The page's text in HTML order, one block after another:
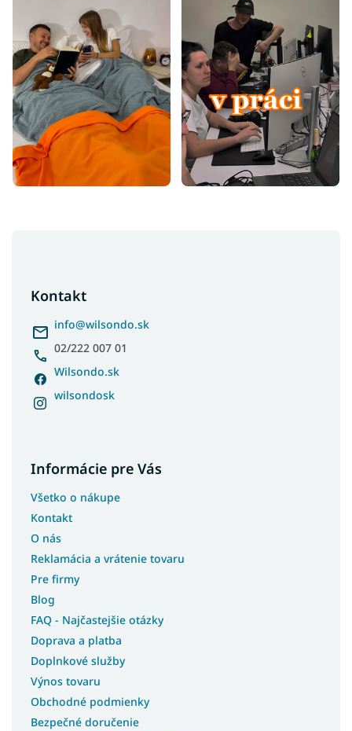
Kontakt
info@wilsondo.sk
02/222 007 01
Wilsondo.sk
wilsondosk
Informácie pre Vás
Všetko o nákupe
Kontakt
O nás
Reklamácia a vrátenie tovaru
Pre firmy
Blog
FAQ - Najčastejšie otázky
Doprava a platba
Doplnkové služby
Výnos tovaru
Obchodné podmienky
Bezpečné doručenie